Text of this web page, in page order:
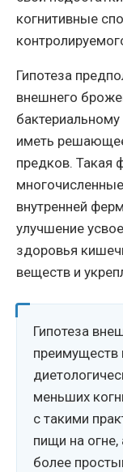
когнитивные
Гипотеза
внешнего
иметь
предков. Такая
внутренней
улучшение
здоровья
веществ и
Гипотеза
преимуществ
меньших
с такими
пищи на
более